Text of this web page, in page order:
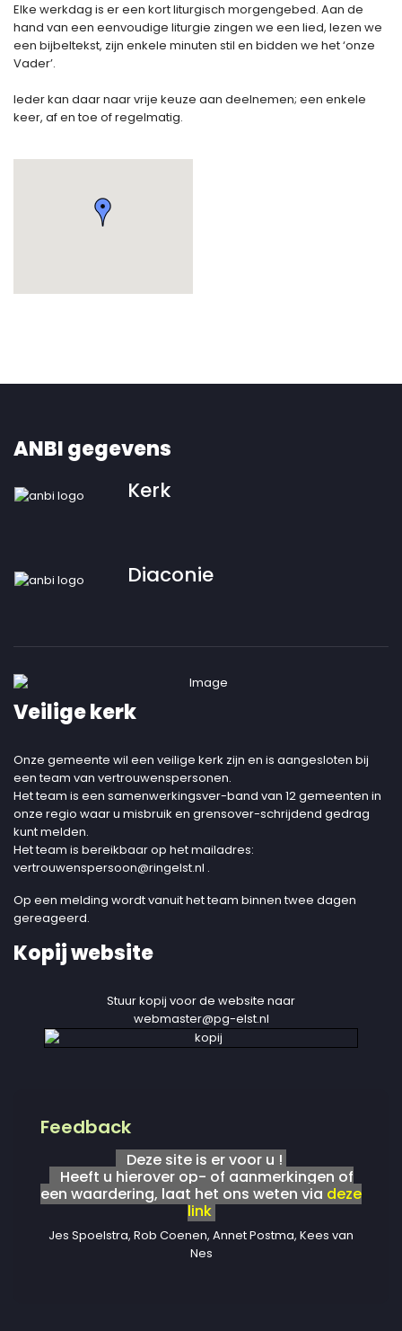
Elke werkdag is er een kort liturgisch morgengebed. Aan de
hand van een eenvoudige liturgie zingen we een lied, lezen we
een bijbeltekst, zijn enkele minuten stil en bidden we het ‘onze
Vader’.
Ieder kan daar naar vrije keuze aan deelnemen; een enkele
keer, af en toe of regelmatig.
ANBI gegevens
Kerk
Diaconie
Veilige kerk
Onze gemeente wil een veilige kerk zijn en is aangesloten bij
een team van vertrouwenspersonen.
Het team is een samenwerkingsver-band van 12 gemeenten in
onze regio waar u misbruik en grensover-schrijdend gedrag
kunt melden.
Het team is bereikbaar op het mailadres:
vertrouwenspersoon@ringelst.nl .
Op een melding wordt vanuit het team binnen twee dagen
gereageerd.
Kopij website
Stuur kopij voor de website naar
webmaster@pg-elst.nl
Feedback
Deze site is er voor u !
Heeft u hierover op- of aanmerkingen of
een waardering, laat het ons weten via deze
link
Jes Spoelstra, Rob Coenen, Annet Postma, Kees van
Nes